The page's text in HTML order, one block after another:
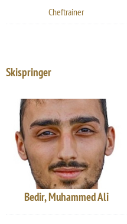
Cheftrainer
Skispringer
Bedir, Muhammed Ali